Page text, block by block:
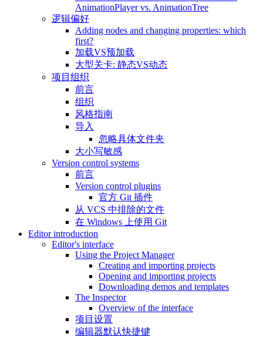
AnimationPlayer vs. AnimationTree
逻辑偏好
Adding nodes and changing properties: which
first?
加载VS预加载
大型关卡: 静态VS动态
项目组织
前言
组织
风格指南
导入
忽略具体文件夹
大小写敏感
Version control systems
前言
Version control plugins
官方 Git 插件
从 VCS 中排除的文件
在 Windows 上使用 Git
Editor introduction
Editor's interface
Using the Project Manager
Creating and importing projects
Opening and importing projects
Downloading demos and templates
The Inspector
Overview of the interface
项目设置
编辑器默认快捷键